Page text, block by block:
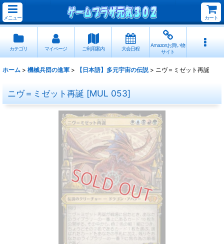
メニュー カート
カテゴリ マイページ ご利用案内 大会日程
Amazonお買い物
サイト
ホーム > 機械兵団の進軍 > 【日本語】多元宇宙の伝説 > ニヴ＝ミゼット再誕
ニヴ＝ミゼット再誕 [MUL 053]